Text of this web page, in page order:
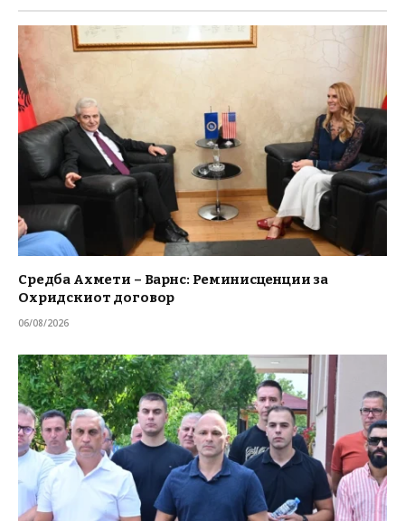
Средба Ахмети – Варнс: Реминисценции за
Охридскиот договор
06/08/2026